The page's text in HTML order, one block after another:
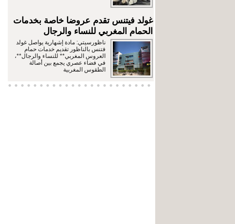
غولد فيتنس تقدم عروضا خاصة بخدمات
الحمام المغربي للنساء والرجال
ناظورسيتي: مادة إشهارية يواصل غولد
فتنس بالناظور تقديم خدمات حمام
العروس المغربي** للنساء والرجال**،
في فضاء عصري يجمع بين أصالة
الطقوس المغربية